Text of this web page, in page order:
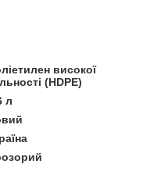
високої
(HDPE)
л